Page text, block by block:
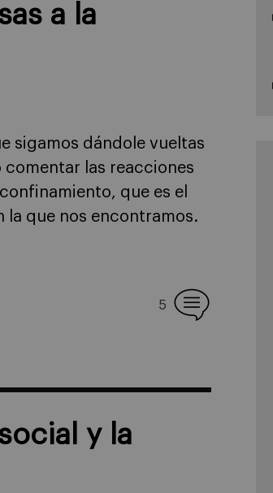
a la
sigamos dándole vueltas
comentar las reacciones
que es el
la que nos encontramos.
5
y la